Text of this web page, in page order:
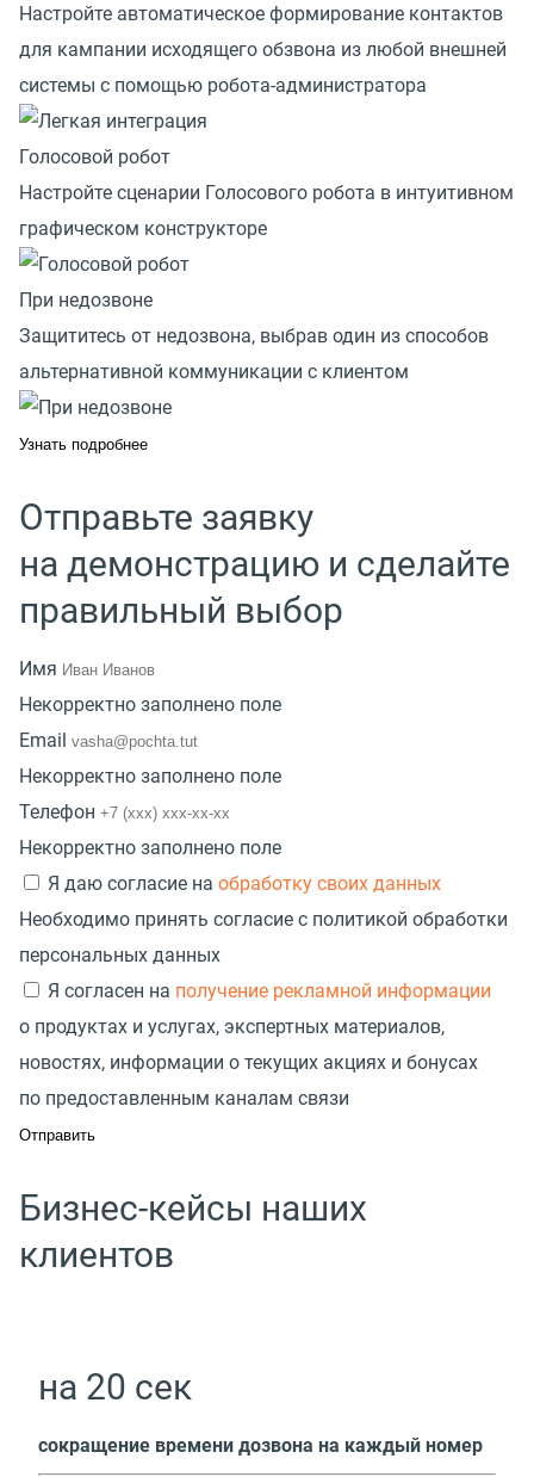
Настройте автоматическое формирование контактов
для кампании исходящего обзвона из любой внешней
системы с помощью робота-администратора
Голосовой робот
Настройте сценарии Голосового робота в интуитивном
графическом конструкторе
При недозвоне
Защититесь от недозвона, выбрав один из способов
альтернативной коммуникации с клиентом
Узнать подробнее
Отправьте заявку
на демонстрацию и сделайте
правильный выбор
Имя
Некорректно заполнено поле
Email
Некорректно заполнено поле
Телефон
Некорректно заполнено поле
Я даю согласие на обработку своих данных
Необходимо принять согласие с политикой обработки
персональных данных
Я согласен на получение рекламной информации
о продуктах и услугах, экспертных материалов,
новостях, информации о текущих акциях и бонусах
по предоставленным каналам связи
Бизнес-кейсы наших
клиентов
на 20 сек
cокращение времени дозвона на каждый номер